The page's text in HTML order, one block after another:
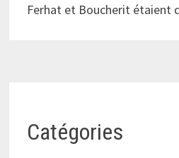
Ferhat et Boucherit étaient
Catégories